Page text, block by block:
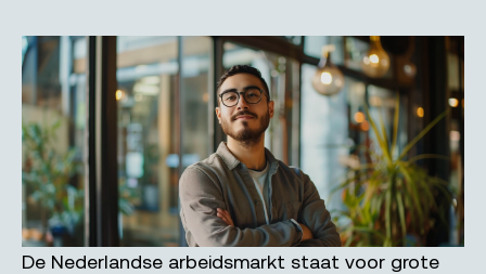
De Nederlandse arbeidsmarkt staat voor grote